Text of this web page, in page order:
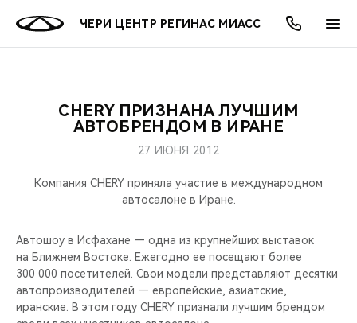
ЧЕРИ ЦЕНТР РЕГИНАС МИАСС
МОДЕЛИ
СЕДАНЫ
НОВИНКИ
ПОКУПАТЕЛЯМ
КРЕДИТ И СТРАХОВАНИЕ
ВЛАДЕЛЬЦАМ
ЗАПЧАСТИ И АКСЕССУАРЫ
ПОДДЕРЖКА
CHERY CONNECT
МИР CHERY
CHERY В СОЦСЕТЯХ
ЛЮДИ CHERY
АКЦИИ
ОНЛАЙН СЕРВИСЫ
О КОМПАНИИ
CHERY ПРИЗНАНА ЛУЧШИМ
АВТОБРЕНДОМ В ИРАНЕ
27 ИЮНЯ 2012
Компания CHERY приняла участие в международном
автосалоне в Иране.
Автошоу в Исфахане — одна из крупнейших выставок
на Ближнем Востоке. Ежегодно ее посещают более
300 000 посетителей. Свои модели представляют десятки
автопроизводителей — европейские, азиатские,
иранские. В этом году CHERY признали лучшим брендом